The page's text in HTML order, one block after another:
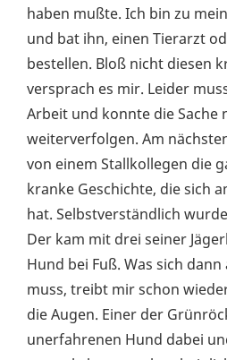
haben mußte. Ich bin zu
und bat ihn, einen Tierarzt
bestellen. Bloß nicht diesen
versprach es mir. Leider
Arbeit und konnte die Sache
weiterverfolgen. Am
von einem Stallkollegen die
kranke Geschichte, die sich
hat. Selbstverständlich
Der kam mit drei seiner
Hund bei Fuß. Was sich
muss, treibt mir schon
die Augen. Einer der
unerfahrenen Hund dabei